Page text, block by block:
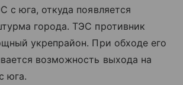
с юга, откуда появляется
города. ТЭС противник
укрепрайон. При обходе его
возможность выхода на
юга.